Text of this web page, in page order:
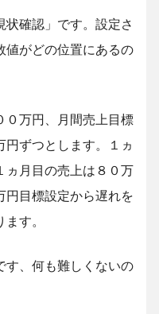
状確認」です。設定さ
値がどの位置にあるの
０万円、月間売上目標
円ずつとします。１ヵ
ヵ月目の売上は８０万
円目標設定から遅れを
す。
す、何も難しくないの